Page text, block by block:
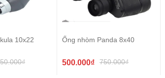
10x22 Ống nhòm Panda 8x40
500.000₫ 750.000₫